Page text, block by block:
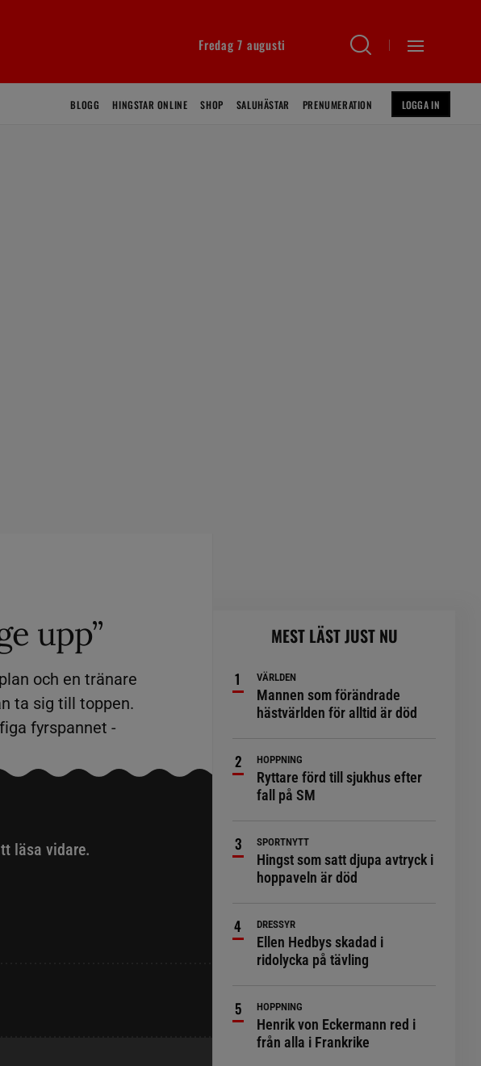
Fredag 7 augusti
BLOGG HINGSTAR ONLINE SHOP SALUHÄSTAR PRENUMERATION LOGGA IN
upp”
och en tränare
ta sig till toppen.
fyrspannet -
läsa vidare.
MEST LÄST JUST NU
VÄRLDEN
Mannen som förändrade
hästvärlden för alltid är död
HOPPNING
Ryttare förd till sjukhus efter
fall på SM
SPORTNYTT
Hingst som satt djupa avtryck i
hoppaveln är död
DRESSYR
Ellen Hedbys skadad i
ridolycka på tävling
HOPPNING
Henrik von Eckermann red i
från alla i Frankrike